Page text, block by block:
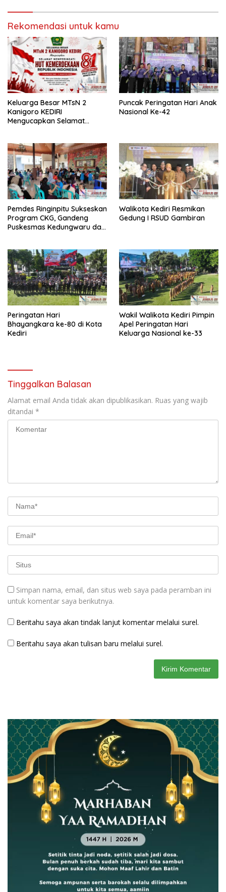
Rekomendasi untuk kamu
Keluarga Besar MTsN 2
Kanigoro KEDIRI
Mengucapkan Selamat
Puncak Peringatan Hari Anak
Nasional Ke-42
Pemdes Ringinpitu Sukseskan
Program CKG, Gandeng
Puskesmas Kedungwaru dan
Walikota Kediri Resmikan
Gedung I RSUD Gambiran
Peringatan Hari
Bhayangkara ke-80 di Kota
Kediri
Wakil Walikota Kediri Pimpin
Apel Peringatan Hari
Keluarga Nasional ke-33
Tinggalkan Balasan
Alamat email Anda tidak akan dipublikasikan. Ruas yang wajib
ditandai *
Simpan nama, email, dan situs web saya pada peramban ini
untuk komentar saya berikutnya.
Beritahu saya akan tindak lanjut komentar melalui surel.
Beritahu saya akan tulisan baru melalui surel.